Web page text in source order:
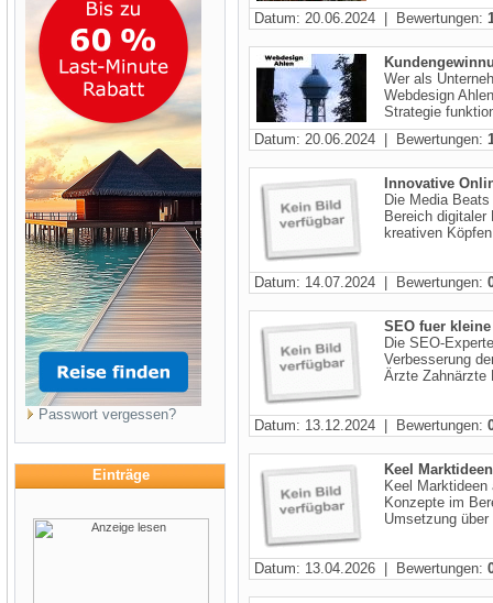
Passwort vergessen?
Einträge
Datum: 20.06.2024 | Bewertungen:
Wer als
Webdesign
Strategie
Datum: 20.06.2024 | Bewertungen:
Innovative
Die Media
Bereich digitaler
kreativen
Datum: 14.07.2024 | Bewertungen:
SEO fuer
Die SEO-
Verbesserung
Ärzte Zahnärzte
Datum: 13.12.2024 | Bewertungen:
Keel Marktideen
Keel
Konzepte im
Umsetzung
Datum: 13.04.2026 | Bewertungen: